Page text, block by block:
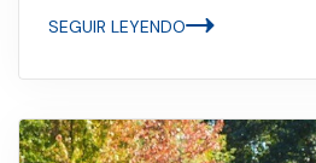
SEGUIR LEYENDO